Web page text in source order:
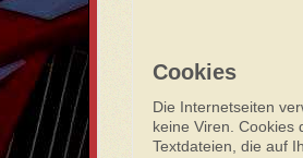
Cookies
Die Internetseiten
keine Viren. Cookies
Textdateien, die auf